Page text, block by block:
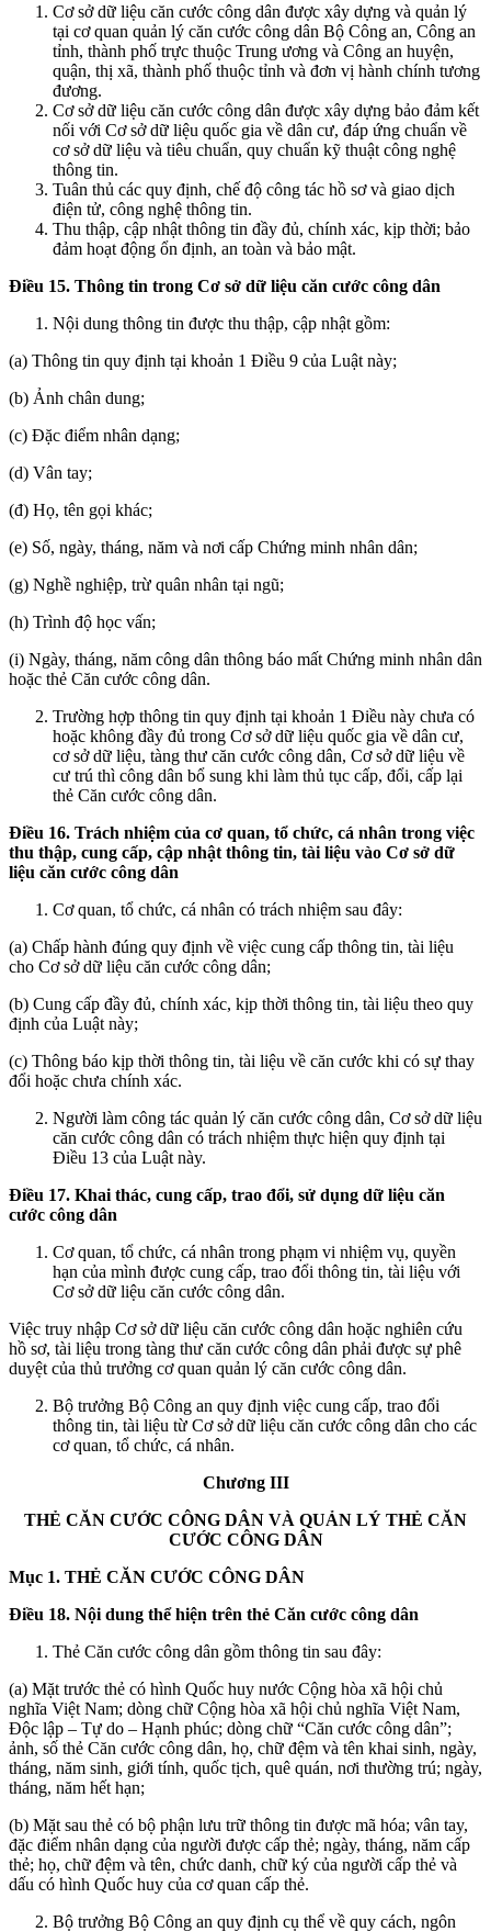
Cơ sở dữ liệu căn cước công dân được xây dựng và quản lý
tại cơ quan quản lý căn cước công dân Bộ Công an, Công an
tỉnh, thành phố trực thuộc Trung ương và Công an huyện,
quận, thị xã, thành phố thuộc tỉnh và đơn vị hành chính tương
đương.
Cơ sở dữ liệu căn cước công dân được xây dựng bảo đảm kết
nối với Cơ sở dữ liệu quốc gia về dân cư, đáp ứng chuẩn về
cơ sở dữ liệu và tiêu chuẩn, quy chuẩn kỹ thuật công nghệ
thông tin.
Tuân thủ các quy định, chế độ công tác hồ sơ và giao dịch
điện tử, công nghệ thông tin.
Thu thập, cập nhật thông tin đầy đủ, chính xác, kịp thời; bảo
đảm hoạt động ổn định, an toàn và bảo mật.
Điều 15. Thông tin trong Cơ sở dữ liệu căn cước công dân
Nội dung thông tin được thu thập, cập nhật gồm:
(a) Thông tin quy định tại khoản 1 Điều 9 của Luật này;
(b) Ảnh chân dung;
(c) Đặc điểm nhân dạng;
(d) Vân tay;
(đ) Họ, tên gọi khác;
(e) Số, ngày, tháng, năm và nơi cấp Chứng minh nhân dân;
(g) Nghề nghiệp, trừ quân nhân tại ngũ;
(h) Trình độ học vấn;
(i) Ngày, tháng, năm công dân thông báo mất Chứng minh nhân dân
hoặc thẻ Căn cước công dân.
Trường hợp thông tin quy định tại khoản 1 Điều này chưa có
hoặc không đầy đủ trong Cơ sở dữ liệu quốc gia về dân cư,
cơ sở dữ liệu, tàng thư căn cước công dân, Cơ sở dữ liệu về
cư trú thì công dân bổ sung khi làm thủ tục cấp, đổi, cấp lại
thẻ Căn cước công dân.
Điều 16. Trách nhiệm của cơ quan, tổ chức, cá nhân trong việc
thu thập, cung cấp, cập nhật thông tin, tài liệu vào Cơ sở dữ
liệu căn cước công dân
Cơ quan, tổ chức, cá nhân có trách nhiệm sau đây:
(a) Chấp hành đúng quy định về việc cung cấp thông tin, tài liệu
cho Cơ sở dữ liệu căn cước công dân;
(b) Cung cấp đầy đủ, chính xác, kịp thời thông tin, tài liệu theo quy
định của Luật này;
(c) Thông báo kịp thời thông tin, tài liệu về căn cước khi có sự thay
đổi hoặc chưa chính xác.
Người làm công tác quản lý căn cước công dân, Cơ sở dữ liệu
căn cước công dân có trách nhiệm thực hiện quy định tại
Điều 13 của Luật này.
Điều 17. Khai thác, cung cấp, trao đổi, sử dụng dữ liệu căn
cước công dân
Cơ quan, tổ chức, cá nhân trong phạm vi nhiệm vụ, quyền
hạn của mình được cung cấp, trao đổi thông tin, tài liệu với
Cơ sở dữ liệu căn cước công dân.
Việc truy nhập Cơ sở dữ liệu căn cước công dân hoặc nghiên cứu
hồ sơ, tài liệu trong tàng thư căn cước công dân phải được sự phê
duyệt của thủ trưởng cơ quan quản lý căn cước công dân.
Bộ trưởng Bộ Công an quy định việc cung cấp, trao đổi
thông tin, tài liệu từ Cơ sở dữ liệu căn cước công dân cho các
cơ quan, tổ chức, cá nhân.
Chương III
THẺ CĂN CƯỚC CÔNG DÂN VÀ QUẢN LÝ THẺ CĂN
CƯỚC CÔNG DÂN
Mục 1. THẺ CĂN CƯỚC CÔNG DÂN
Điều 18. Nội dung thể hiện trên thẻ Căn cước công dân
Thẻ Căn cước công dân gồm thông tin sau đây:
(a) Mặt trước thẻ có hình Quốc huy nước Cộng hòa xã hội chủ
nghĩa Việt Nam; dòng chữ Cộng hòa xã hội chủ nghĩa Việt Nam,
Độc lập – Tự do – Hạnh phúc; dòng chữ “Căn cước công dân”;
ảnh, số thẻ Căn cước công dân, họ, chữ đệm và tên khai sinh, ngày,
tháng, năm sinh, giới tính, quốc tịch, quê quán, nơi thường trú; ngày,
tháng, năm hết hạn;
(b) Mặt sau thẻ có bộ phận lưu trữ thông tin được mã hóa; vân tay,
đặc điểm nhân dạng của người được cấp thẻ; ngày, tháng, năm cấp
thẻ; họ, chữ đệm và tên, chức danh, chữ ký của người cấp thẻ và
dấu có hình Quốc huy của cơ quan cấp thẻ.
Bộ trưởng Bộ Công an quy định cụ thể về quy cách, ngôn